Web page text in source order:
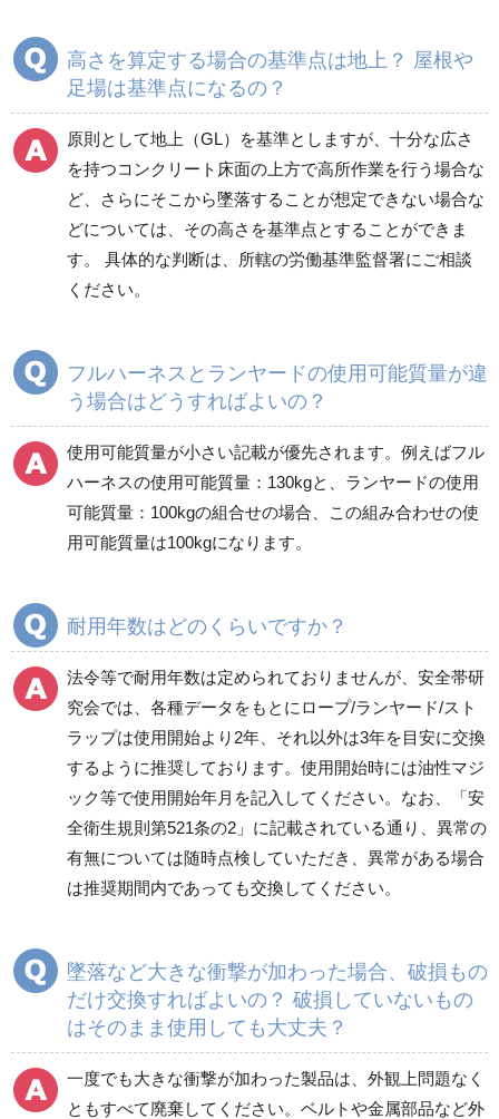
高さを算定する場合の基準点は地上？ 屋根や
足場は基準点になるの？
原則として地上（GL）を基準としますが、十分な広さ
を持つコンクリート床面の上方で高所作業を行う場合な
ど、さらにそこから墜落することが想定できない場合な
どについては、その高さを基準点とすることができま
す。 具体的な判断は、所轄の労働基準監督署にご相談
ください。
フルハーネスとランヤードの使用可能質量が違
う場合はどうすればよいの？
使用可能質量が小さい記載が優先されます。例えばフル
ハーネスの使用可能質量：130kgと、ランヤードの使用
可能質量：100kgの組合せの場合、この組み合わせの使
用可能質量は100kgになります。
耐用年数はどのくらいですか？
法令等で耐用年数は定められておりませんが、安全帯研
究会では、各種データをもとにロープ/ランヤード/スト
ラップは使用開始より2年、それ以外は3年を目安に交換
するように推奨しております。使用開始時には油性マジ
ック等で使用開始年月を記入してください。なお、「安
全衛生規則第521条の2」に記載されている通り、異常の
有無については随時点検していただき、異常がある場合
は推奨期間内であっても交換してください。
墜落など大きな衝撃が加わった場合、破損もの
だけ交換すればよいの？ 破損していないもの
はそのまま使用しても大丈夫？
一度でも大きな衝撃が加わった製品は、外観上問題なく
ともすべて廃棄してください。ベルトや金属部品など外